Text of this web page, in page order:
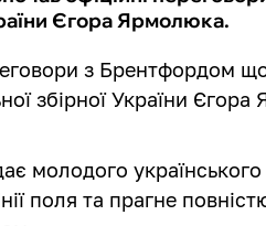
Єгора Ярмолюка.
з Брентфордом
збірної України
молодого українського
поля та прагне